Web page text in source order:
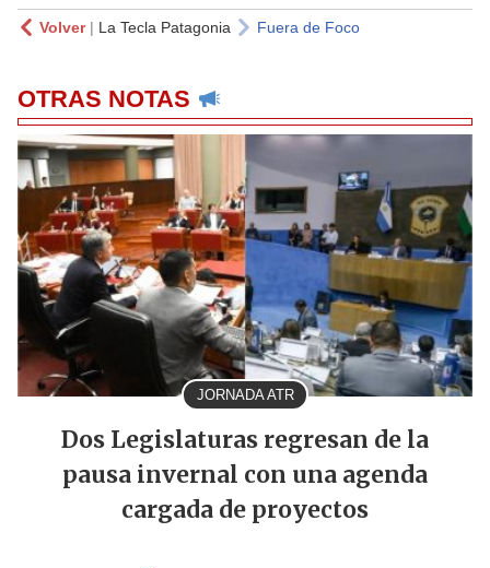
Volver| La Tecla Patagonia Fuera de Foco
OTRAS NOTAS
JORNADA ATR
Dos Legislaturas regresan de la
pausa invernal con una agenda
cargada de proyectos